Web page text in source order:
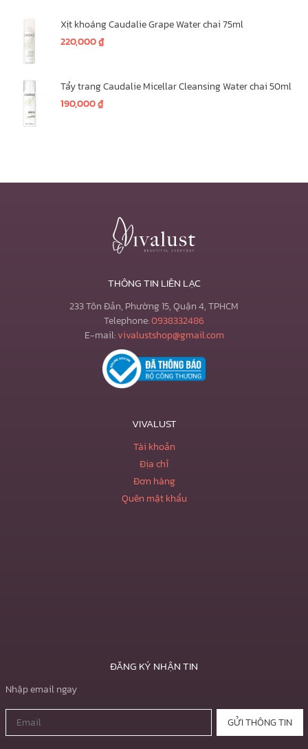
Xịt khoáng Caudalie Grape Water chai 75ml
220,000₫
Tẩy trang Caudalie Micellar Cleansing Water chai 50ml
190,000₫
THÔNG TIN LIÊN LẠC
233 Tôn Đản, Phường 15, Quận 4, TPHCM
Telephone:0938332486
E-mail:vivalustshop@gmail.com
VIVALUST
Tài khoản
Địa chỉ
Đơn hàng
Quên mật khẩu
ĐĂNG KÝ NHẬN TIN
Nhập email ngay